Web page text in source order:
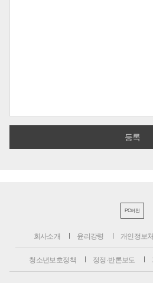
PC버전
회사소개 윤리강령 개인정보
청소년보호정책 정정·반론보도